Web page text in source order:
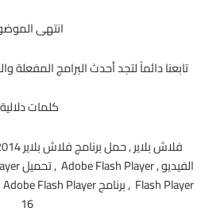
انتهى
تابعنا دائماً لتجد أحدث البرامج المفعلة
كلمات
16